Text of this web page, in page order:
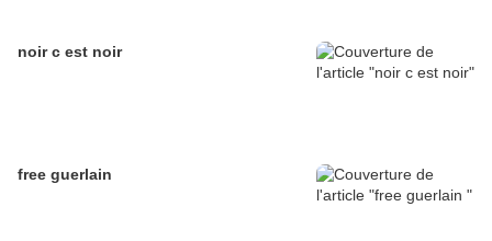
noir c est noir
free guerlain